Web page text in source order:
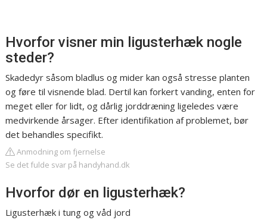
Hvorfor visner min ligusterhæk nogle
steder?
Skadedyr såsom bladlus og mider kan også stresse planten
og føre til visnende blad. Dertil kan forkert vanding, enten for
meget eller for lidt, og dårlig jorddræning ligeledes være
medvirkende årsager. Efter identifikation af problemet, bør
det behandles specifikt.
Anmodning om fjernelse
Se det fulde svar på handyhand.dk
Hvorfor dør en ligusterhæk?
Ligusterhæk i tung og våd jord